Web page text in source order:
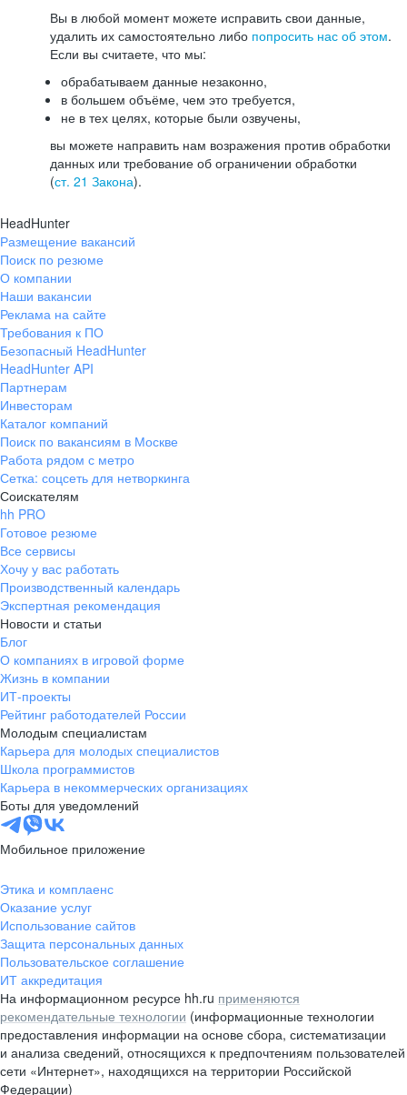
Вы в любой момент можете исправить свои данные,
удалить их самостоятельно либо попросить нас об этом.
Если вы считаете, что мы:
обрабатываем данные незаконно,
в большем объёме, чем это требуется,
не в тех целях, которые были озвучены,
вы можете направить нам возражения против обработки
данных или требование об ограничении обработки
(ст. 21 Закона).
HeadHunter
Размещение вакансий
Поиск по резюме
О компании
Наши вакансии
Реклама на сайте
Требования к ПО
Безопасный HeadHunter
HeadHunter API
Партнерам
Инвесторам
Каталог компаний
Поиск по вакансиям в Москве
Работа рядом с метро
Сетка: соцсеть для нетворкинга
Соискателям
hh PRO
Готовое резюме
Все сервисы
Хочу у вас работать
Производственный календарь
Экспертная рекомендация
Новости и статьи
Блог
О компаниях в игровой форме
Жизнь в компании
ИТ-проекты
Рейтинг работодателей России
Молодым специалистам
Карьера для молодых специалистов
Школа программистов
Карьера в некоммерческих организациях
Боты для уведомлений
Мобильное приложение
Этика и комплаенс
Оказание услуг
Использование сайтов
Защита персональных данных
Пользовательское соглашение
ИТ аккредитация
На информационном ресурсе hh.ru применяются
рекомендательные технологии (информационные технологии
предоставления информации на основе сбора, систематизации
и анализа сведений, относящихся к предпочтениям пользователей
сети «Интернет», находящихся на территории Российской
Федерации)